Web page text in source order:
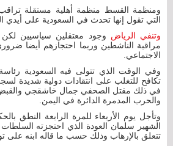
ومنظمة القسط منظمة أهلية مستقلة تراقب
التي تقول إنها تحدث في السعودية على أيدي
وتنفي الرياض وجود معتقلين سياسيين لكن
مراقبة الناشطين وربما احتجازهم أيضا
الاجتماعي.
وفي الوقت الذي تتولى فيه السعودية
تكافح للتغلب على انتقادات دولية شديدة
في ذلك مقتل الصحفي جمال خاشقجي
والحرب المدمرة الدائرة في اليمن.
وتأجل يوم الأربعاء للمرة الرابعة النطق
الشهير سلمان العودة الذي احتجزته
تتعلق بالإرهاب وذلك حسب ما قاله ابنه على